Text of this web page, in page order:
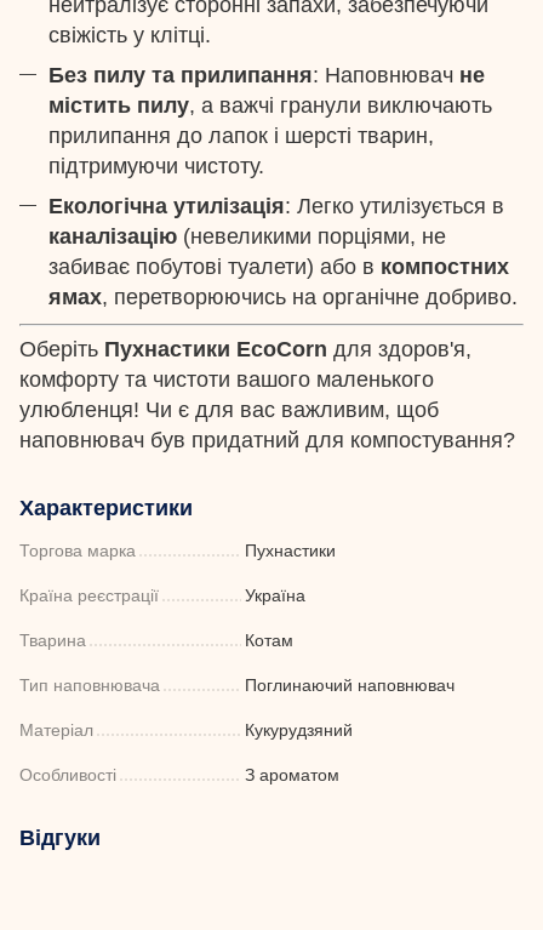
свіжість у клітці.
Без пилу та прилипання: Наповнювач не
містить пилу, а важчі гранули виключають
прилипання до лапок і шерсті тварин,
підтримуючи чистоту.
Екологічна утилізація: Легко утилізується в
каналізацію (невеликими порціями, не
забиває побутові туалети) або в компостних
ямах, перетворюючись на органічне добриво.
Оберіть Пухнастики EcoCorn для здоров'я,
комфорту та чистоти вашого маленького
улюбленця! Чи є для вас важливим, щоб
наповнювач був придатний для компостування?
Характеристики
Торгова марка Пухнастики
Країна реєстрації Україна
Тварина Котам
Тип наповнювача Поглинаючий наповнювач
Матеріал Кукурудзяний
Особливості З ароматом
Відгуки